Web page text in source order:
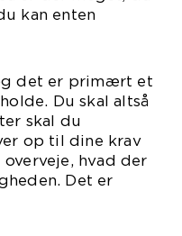
kan enten
det er primært et
Du skal altså
skal du
op til dine krav
hvad der
Det er